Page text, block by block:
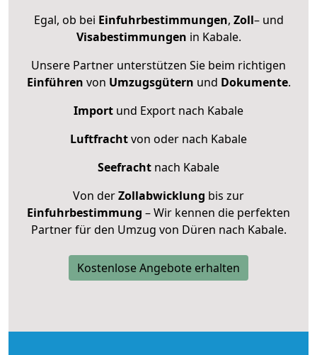
Egal, ob bei Einfuhrbestimmungen, Zoll– und
Visabestimmungen in Kabale.
Unsere Partner unterstützen Sie beim richtigen
Einführen von Umzugsgütern und Dokumente.
Import und Export nach Kabale
Luftfrachtvon oder nach Kabale
Seefracht nach Kabale
Von derZollabwicklung bis zur
Einfuhrbestimmung – Wir kennen die perfekten
Partner für den Umzug von Düren nach Kabale.
Kostenlose Angebote erhalten